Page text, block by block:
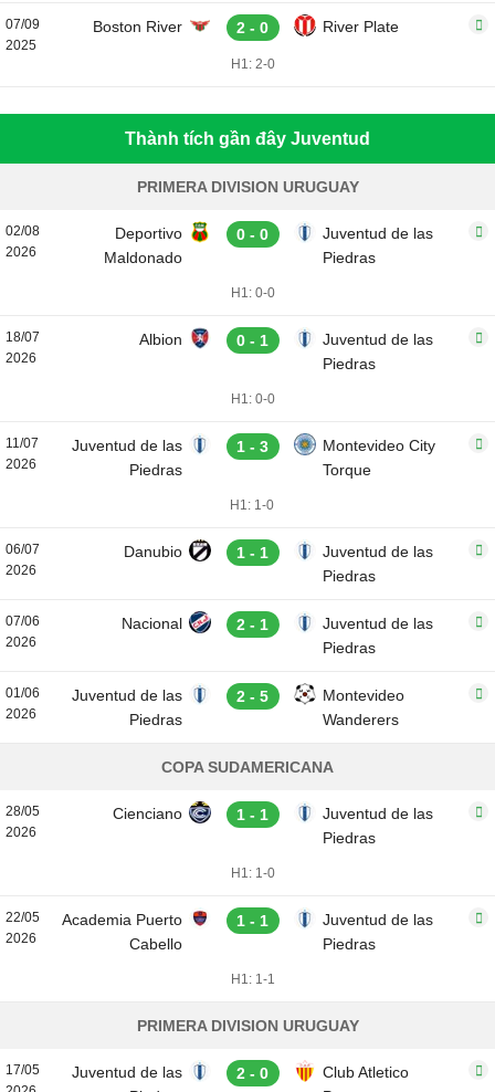
07/09
2025
Boston River 2 - 0 River Plate
H1: 2-0
Thành tích gần đây Juventud
PRIMERA DIVISION URUGUAY
02/08
2026
Deportivo
Maldonado
0 - 0
Juventud de las
Piedras
H1: 0-0
18/07
2026
Albion 0 - 1
Juventud de las
Piedras
H1: 0-0
11/07
2026
Juventud de las
Piedras
1 - 3
Montevideo City
Torque
H1: 1-0
06/07
2026
Danubio 1 - 1
Juventud de las
Piedras
07/06
2026
Nacional 2 - 1
Juventud de las
Piedras
01/06
2026
Juventud de las
Piedras
2 - 5
Montevideo
Wanderers
COPA SUDAMERICANA
28/05
2026
Cienciano 1 - 1
Juventud de las
Piedras
H1: 1-0
22/05
2026
Academia Puerto
Cabello
1 - 1
Juventud de las
Piedras
H1: 1-1
PRIMERA DIVISION URUGUAY
17/05
Juventud de las
2 - 0
Club Atletico